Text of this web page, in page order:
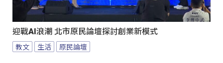
迎戰AI浪潮 北市原民論壇探討創業新模式
教文 生活 原民論壇